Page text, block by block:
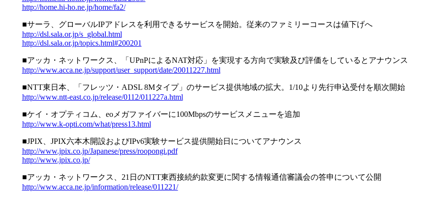
http://home.hi-ho.ne.jp/home/fa2/
■サーラ、グローバルIPアドレスを利用できるサービスを開始。従来のファミリーコースは値下げへ
http://dsl.sala.or.jp/s_global.html
http://dsl.sala.or.jp/topics.html#200201
■アッカ・ネットワークス、「UPnPによるNAT対応」を実現する方向で実験及び評価をしているとアナウンス
http://www.acca.ne.jp/support/user_support/date/20011227.html
■NTT東日本、「フレッツ・ADSL 8Mタイプ」のサービス提供地域の拡大。1/10より先行申込受付を順次開始
http://www.ntt-east.co.jp/release/0112/011227a.html
■ケイ・オプティコム、eoメガファイバーに100Mbpsのサービスメニューを追加
http://www.k-opti.com/what/press13.html
■JPIX、JPIX六本木開設およびIPv6実験サービス提供開始日についてアナウンス
http://www.jpix.co.jp/Japanese/press/roopongi.pdf
http://www.jpix.co.jp/
■アッカ・ネットワークス、21日のNTT東西接続約款変更に関する情報通信審議会の答申について公開
http://www.acca.ne.jp/information/release/011221/